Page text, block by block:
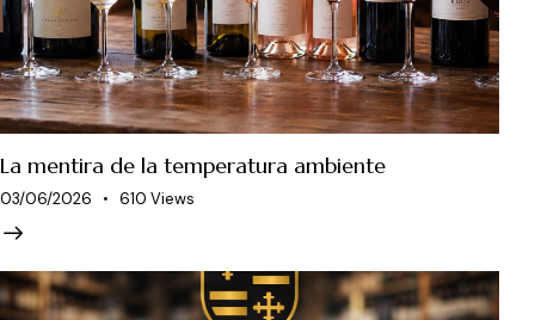
La mentira de la temperatura ambiente
03/06/2026 610 Views